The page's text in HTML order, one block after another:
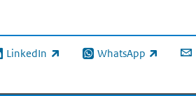
LinkedIn
link) WhatsApp
(externe link)